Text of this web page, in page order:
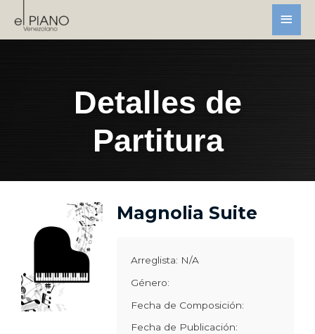
Detalles de
Partitura
Magnolia Suite
Arreglista: N/A
Género:
Fecha de Composición:
Fecha de Publicación: